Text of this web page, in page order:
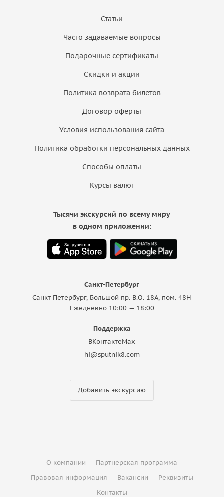
Статьи
Часто задаваемые вопросы
Подарочные сертификаты
Скидки и акции
Политика возврата билетов
Договор оферты
Условия использования сайта
Политика обработки персональных данных
Способы оплаты
Курсы валют
Санкт-Петербург
Санкт-Петербург, Большой пр. В.О. 18A, пом. 48Н
Ежедневно 10:00 — 18:00
Поддержка
ВКонтактеMax
hi@sputnik8.com
Добавить экскурсию
Тысячи экскурсий по всему миру
в одном приложении:
О компании
Партнерская программа
Правовая информация
Вакансии
Реквизиты
Контакты